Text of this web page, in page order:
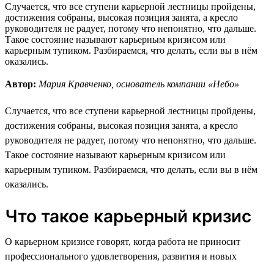
Случается, что все ступени карьерной лестницы пройдены,
достижения собраны, высокая позиция занята, а кресло
руководителя не радует, потому что непонятно, что дальше.
Такое состояние называют карьерным кризисом или
карьерным тупиком. Разбираемся, что делать, если вы в нём
оказались.
Автор: Мария Кравченко, основатель компании «Небо»
Случается, что все ступени карьерной лестницы пройдены,
достижения собраны, высокая позиция занята, а кресло
руководителя не радует, потому что непонятно, что дальше.
Такое состояние называют карьерным кризисом или
карьерным тупиком. Разбираемся, что делать, если вы в нём
оказались.
Что такое карьерный кризис
О карьерном кризисе говорят, когда работа не приносит
профессионального удовлетворения, развития и новых